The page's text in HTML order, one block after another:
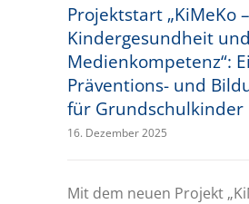
Projektstart „KiMeKo –
Kindergesundheit und
Medienkompetenz“:
Präventions- und
für Grundschulkinder
16. Dezember 2025
Mit dem neuen Projekt